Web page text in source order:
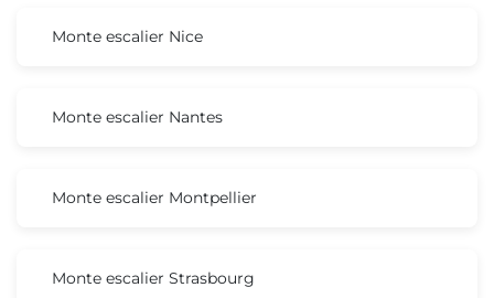
Monte escalier Nice
Monte escalier Nantes
Monte escalier Montpellier
Monte escalier Strasbourg